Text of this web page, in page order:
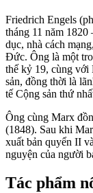
Friedrich Engels
tháng 11 năm 1820
dục, nhà cách
Đức. Ông là một
thế kỷ 19, cùng với
sản, đồng thời là
tế Cộng sản thứ
Ông cùng Marx
(1848). Sau khi
xuất bản quyển II
nguyện của người
Tác phẩm